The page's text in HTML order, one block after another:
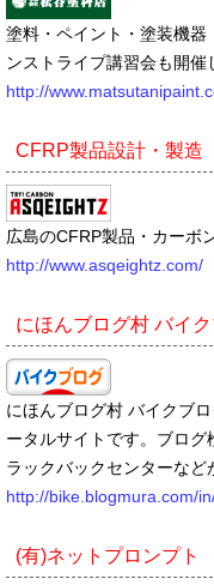
塗料・ペイント・塗装機
ンストライプ講習会も開催
http://
CFRP製品設計・製造
広島のCFRP製品・カーボ
http://www.asqeightz.com/
にほんブログ村 バイ
にほんブログ村 バイクブ
ータルサイトです。ブログ
ラックバックセンターなど
http://bike.blogmura.com/
(有)ネットプロンプト